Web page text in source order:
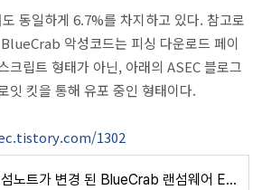
동일하게 6.7%를 차지하고 있다. 참고로
악성코드는 피싱 다운로드 페이
크립트 형태가 아닌, 아래의 ASEC 블로그
잇 킷을 통해 유포 중인 형태이다.
1302
랜섬노트가 변경 된 BlueCrab 랜섬웨어 EXE (2020.03.11)